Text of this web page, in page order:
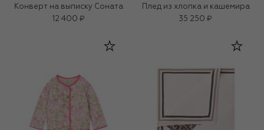
Конверт на выписку Соната
12 400 ₽
Плед из хлопка и кашемира
35 250 ₽